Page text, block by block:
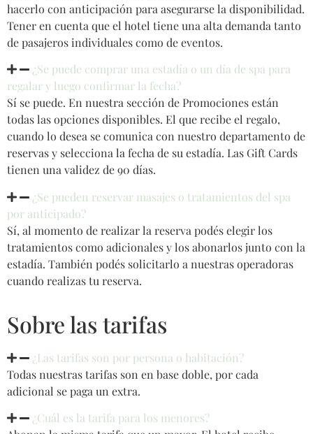
hacerlo con anticipación para asegurarse la disponibilidad.
Tener en cuenta que el hotel tiene una alta demanda tanto
de pasajeros individuales como de eventos.
¿Se puede comprar una estadía o un día de spa para
regalar y luego confirmar la fecha?
Sí se puede. En nuestra sección de Promociones están
todas las opciones disponibles. El que recibe el regalo,
cuando lo desea se comunica con nuestro departamento de
reservas y selecciona la fecha de su estadía. Las Gift Cards
tienen una validez de 90 días.
¿Se pueden reservar masajes o tratamientos del spa
por anticipado?
Sí, al momento de realizar la reserva podés elegir los
tratamientos como adicionales y los abonarlos junto con la
estadía. También podés solicitarlo a nuestras operadoras
cuando realizas tu reserva.
Sobre las tarifas
¿Las tarifas son por persona o habitación?
Todas nuestras tarifas son en base doble, por cada
adicional se paga un extra.
¿Cuál es la tarifa para los menores?